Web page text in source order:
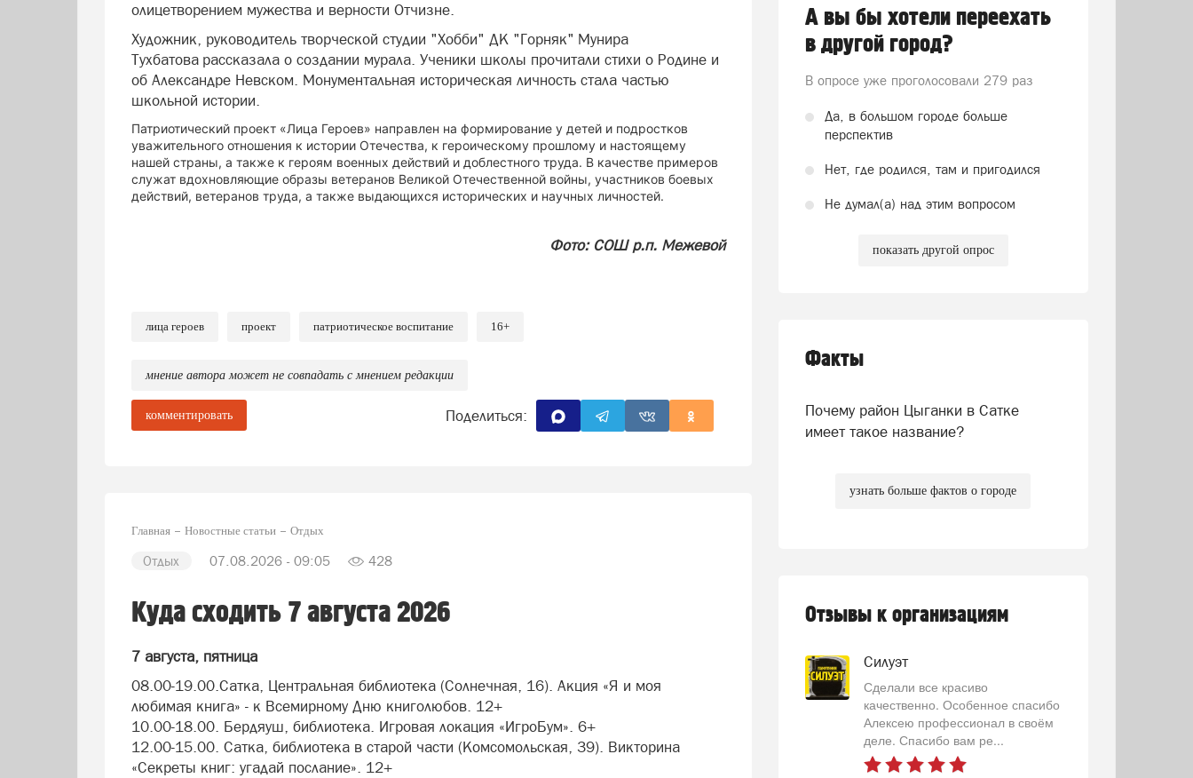
олицетворением мужества и верности Отчизне.
Художник, руководитель творческой студии "Хобби" ДК "Горняк" Мунира
Тухбатова рассказала о создании мурала. Ученики школы прочитали стихи о Родине и
об Александре Невском. Монументальная историческая личность стала частью
школьной истории.
Патриотический проект «Лица Героев» направлен на формирование у детей и подростков
уважительного отношения к истории Отечества, к героическому прошлому и настоящему
нашей страны, а также к героям военных действий и доблестного труда. В качестве примеров
служат вдохновляющие образы ветеранов Великой Отечественной войны, участников боевых
действий, ветеранов труда, а также выдающихся исторических и научных личностей.
Фото: СОШ р.п. Межевой
лица героев проект патриотическое воспитание 16+
мнение автора может не совпадать с мнением редакции
комментировать Поделиться:
Главная Новостные статьи Отдых
Отдых 07.08.2026 - 09:05 428
Куда сходить 7 августа 2026
7 августа, пятница
08.00-19.00.Сатка, Центральная библиотека (Солнечная, 16). Акция «Я и моя
любимая книга» - к Всемирному Дню книголюбов. 12+
10.00-18.00. Бердяуш, библиотека. Игровая локация «ИгроБум». 6+
12.00-15.00. Сатка, библиотека в старой части (Комсомольская, 39). Викторина
«Секреты книг: угадай послание». 12+
А вы бы хотели переехать
в другой город?
В опросе уже проголосовали 279 раз
Да, в большом городе больше
перспектив
Нет, где родился, там и пригодился
Не думал(а) над этим вопросом
показать другой опрос
Факты
Почему район Цыганки в Сатке
имеет такое название?
узнать больше фактов о городе
Отзывы к организациям
Силуэт
Сделали все красиво
качественно. Особенное спасибо
Алексею профессионал в своём
деле. Спасибо вам ре...